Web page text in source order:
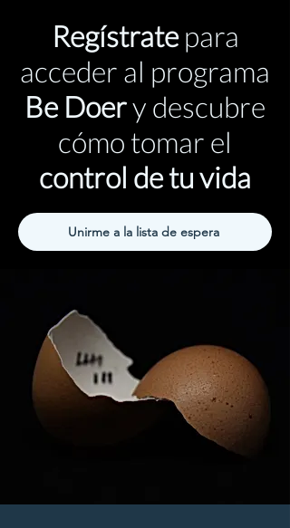
Regístratepara
acceder al programa
Be Doery descubre
cómo tomar el
control de tu vida
Unirme a la lista de espera